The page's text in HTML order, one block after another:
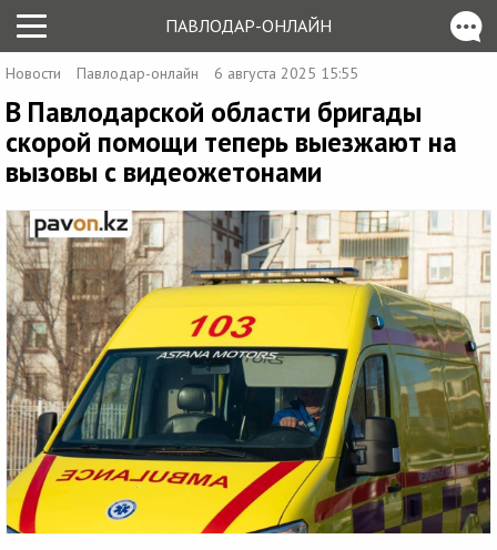
ПАВЛОДАР-ОНЛАЙН
Новости Павлодар-онлайн 6 августа 2025 15:55
В Павлодарской области бригады
скорой помощи теперь выезжают на
вызовы с видеожетонами